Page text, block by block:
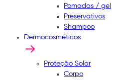
Pomadas / gel
Preservativos
Shampoo
Dermocosméticos
Proteção Solar
Corpo